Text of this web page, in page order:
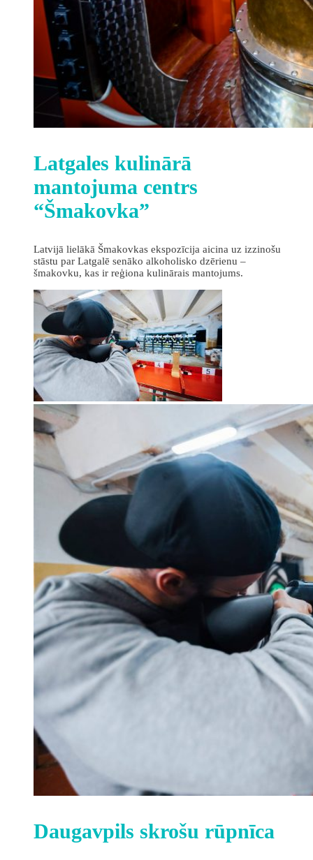
Latgales kulinārā
mantojuma centrs
“Šmakovka”
Latvijā lielākā Šmakovkas ekspozīcija aicina uz izzinošu
stāstu par Latgalē senāko alkoholisko dzērienu –
šmakovku, kas ir reģiona kulinārais mantojums.
Daugavpils skrošu rūpnīca